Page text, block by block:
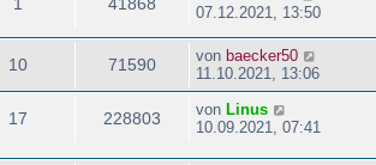
07.12.2021, 13:50
10 71590 von baecker50
11.10.2021, 13:06
17 228803 von Linus
10.09.2021, 07:41